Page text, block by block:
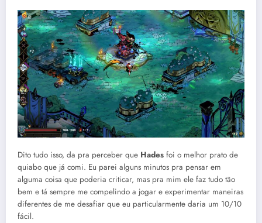
Dito tudo isso, da pra perceber que Hades foi o melhor prato de
quiabo que já comi. Eu parei alguns minutos pra pensar em
alguma coisa que poderia criticar, mas pra mim ele faz tudo tão
bem e tá sempre me compelindo a jogar e experimentar maneiras
diferentes de me desafiar que eu particularmente daria um 10/10
fácil.